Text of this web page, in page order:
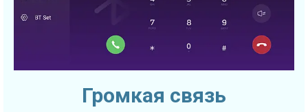
Громкая связь